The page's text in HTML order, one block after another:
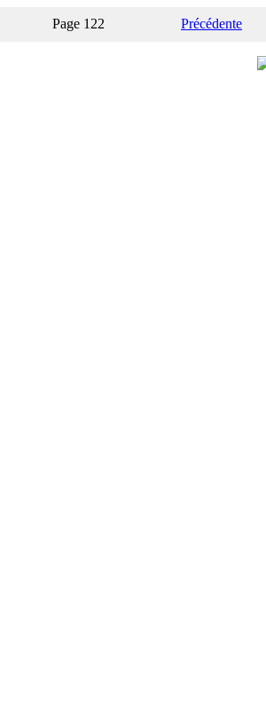
Page 122 Précédente